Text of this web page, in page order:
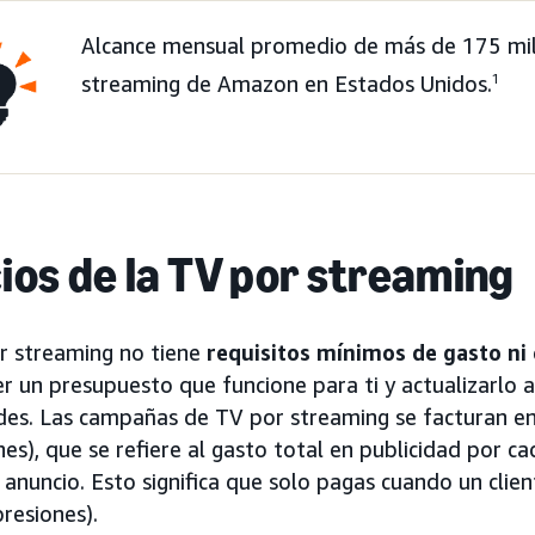
Alcance mensual promedio de más de 175
streaming de Amazon en Estados Unidos.1
de la TV por streaming
streaming no tiene requisitos mínimos de gasto ni
un presupuesto que funcione para ti y actualizarlo
Las campañas de TV por streaming se facturan
que se refiere al gasto total en publicidad por
Esto significa que solo pagas cuando un